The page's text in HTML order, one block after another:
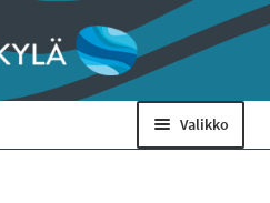
Siirry
navigointiin
Siirry
sisältöön
Valikko